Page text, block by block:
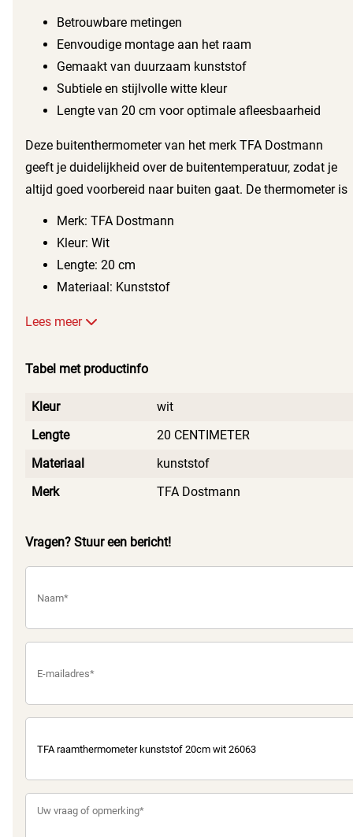
Betrouwbare metingen
Eenvoudige montage aan het raam
Gemaakt van duurzaam kunststof
Subtiele en stijlvolle witte kleur
Lengte van 20 cm voor optimale afleesbaarheid
Deze buitenthermometer van het merk TFA Dostmann
geeft je duidelijkheid over de buitentemperatuur, zodat je
altijd goed voorbereid naar buiten gaat. De thermometer is
Merk: TFA Dostmann
Kleur: Wit
Lengte: 20 cm
Materiaal: Kunststof
Lees meer
Tabel met productinfo
Kleur
wit
Lengte
20 CENTIMETER
Materiaal
kunststof
Merk
TFA Dostmann
Vragen? Stuur een bericht!